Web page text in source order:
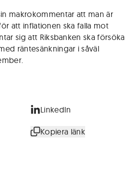
makrokommentar att man är
att inflationen ska falla mot
sig att Riksbanken ska försöka
räntesänkningar i såväl
LinkedIn
Kopiera länk